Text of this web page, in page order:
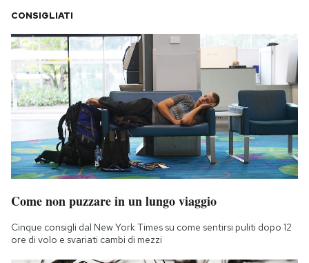
CONSIGLIATI
Come non puzzare in un lungo viaggio
Cinque consigli dal New York Times su come sentirsi puliti dopo 12
ore di volo e svariati cambi di mezzi